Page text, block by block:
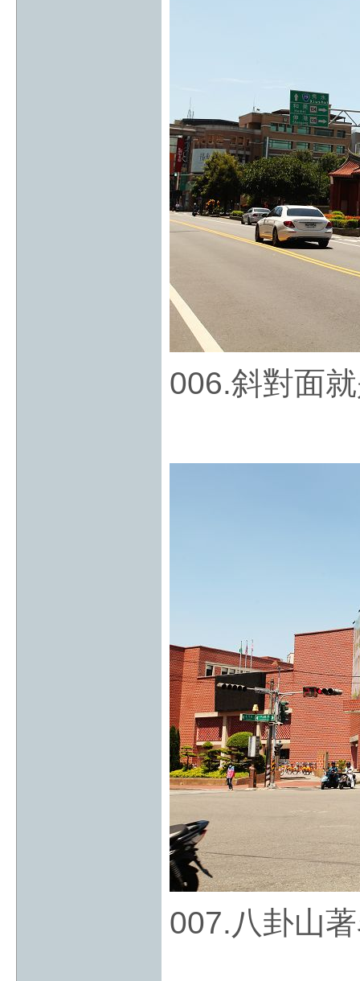
006.斜對面
007.八卦山